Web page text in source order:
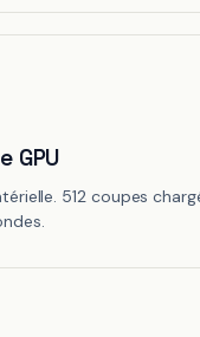
GPU
512 coupes